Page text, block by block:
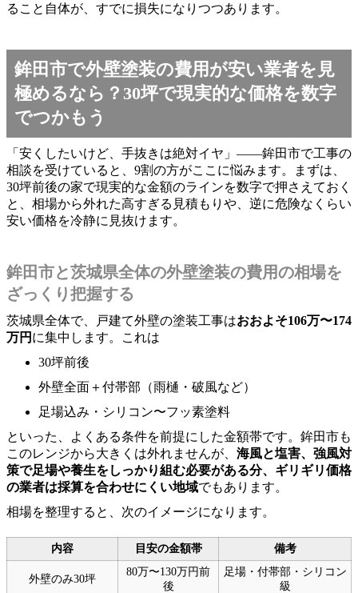
ること自体が、すでに損失になりつつあります。
鉾田市で外壁塗装の費用が安い業者を見
極めるなら？30坪で現実的な価格を数字
でつかもう
「安くしたいけど、手抜きは絶対イヤ」――鉾田市で工事の
相談を受けていると、9割の方がここに悩みます。まずは、
30坪前後の家で現実的な金額のラインを数字で押さえておく
と、相場から外れた高すぎる見積もりや、逆に危険なくらい
安い価格を冷静に見抜けます。
鉾田市と茨城県全体の外壁塗装の費用の相場を
ざっくり把握する
茨城県全体で、戸建て外壁の塗装工事はおおよそ106万〜174
万円 に集中します。これは
30坪前後
外壁全面＋付帯部（雨樋・破風など）
足場込み・シリコン〜フッ素塗料
といった、よくある条件を前提にした金額帯です。鉾田市も
このレンジから大きくは外れませんが、 海風と塩害、強風対
策で足場や養生をしっかり組む必要がある分、ギリギリ価格
の業者は採算を合わせにくい地域でもあります。
相場を整理すると、次のイメージになります。
内容 目安の金額帯 備考
外壁のみ30坪
80万〜130万円前
後
足場・付帯部・シリコン
級